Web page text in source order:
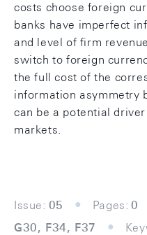
costs choose foreign
banks have imperfect
and level of firm
switch to foreign
the full cost of the
information asymmetry
can be a potential
markets.
Issue: 05 Pages: 0
G30, F34, F37